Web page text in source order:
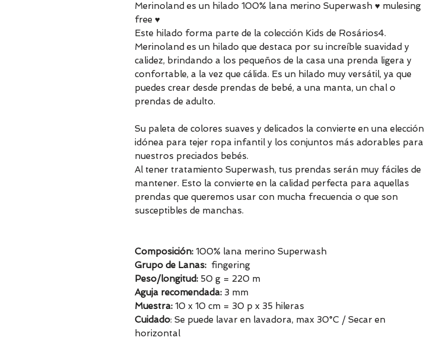
Merinoland es un hilado 100% lana merino Superwash ♥ mulesing
free ♥
Este hilado forma parte de la colección Kids de Rosários4.
Merinoland es un hilado que destaca por su increíble suavidad y
calidez, brindando a los pequeños de la casa una prenda ligera y
confortable, a la vez que cálida. Es un hilado muy versátil, ya que
puedes crear desde prendas de bebé, a una manta, un chal o
prendas de adulto.
Su paleta de colores suaves y delicados la convierte en una elección
idónea para tejer ropa infantil y los conjuntos más adorables para
nuestros preciados bebés.
Al tener tratamiento Superwash, tus prendas serán muy fáciles de
mantener. Esto la convierte en la calidad perfecta para aquellas
prendas que queremos usar con mucha frecuencia o que son
susceptibles de manchas.
Composición: 100% lana merino Superwash
Grupo de Lanas: fingering
Peso/longitud: 50 g = 220 m
Aguja recomendada: 3 mm
Muestra: 10 x 10 cm = 30 p x 35 hileras
Cuidado: Se puede lavar en lavadora, max 30°C / Secar en
horizontal